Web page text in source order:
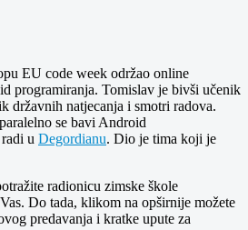
EU code week održao online
programiranja. Tomislav je bivši učenik
državnih natjecanja i smotri radova.
se bavi Android
u Degordianu. Dio je tima koji je
radionicu zimske škole
Do tada, klikom na opširnije možete
predavanja i kratke upute za